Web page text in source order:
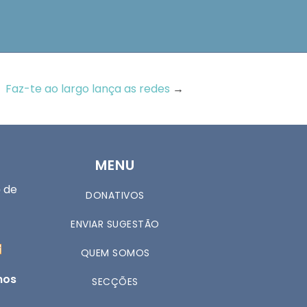
Faz-te ao largo lança as redes →
de
MENU
DONATIVOS
ENVIAR SUGESTÃO
QUEM SOMOS
SECÇÕES